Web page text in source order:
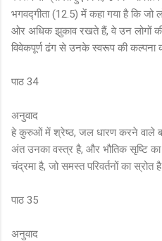
भगवद्गीता (12.5) में कहा गया है कि जो
ओर अधिक झुकाव रखते हैं, वे उन लोगों
विवेकपूर्ण ढंग से उनके स्वरूप की
पाठ 34
अनुवाद
हे कुरुओं में श्रेष्ठ, जल धारण करने वाले
अंत उनका वस्त्र है, और भौतिक सृष्टि
चंद्रमा है, जो समस्त परिवर्तनों का स्रोत
पाठ 35
अनुवाद